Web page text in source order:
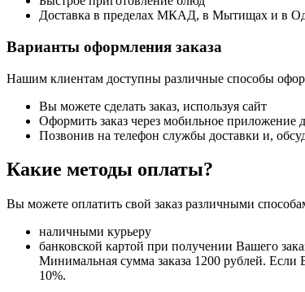
Доставка в пределах МКАД, в Мытищах и в
Варианты оформления заказа
Нашим клиентам доступны различные способы
Вы можете сделать заказ, используя сайт
Оформить заказ через мобильное приложение
Позвонив на телефон службы доставки и,
Какие методы оплаты?
Вы можете оплатить свой заказ различными
наличными курьеру
банковской картой при получении Вашего
Минимальная сумма заказа 1200 рублей. Если
10%.